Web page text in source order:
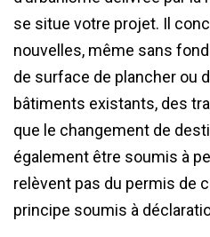
se situe votre projet. Il
nouvelles, même sans
de surface de plancher ou
bâtiments existants, des
que le changement de
également être soumis à
relèvent pas du permis de
principe soumis à